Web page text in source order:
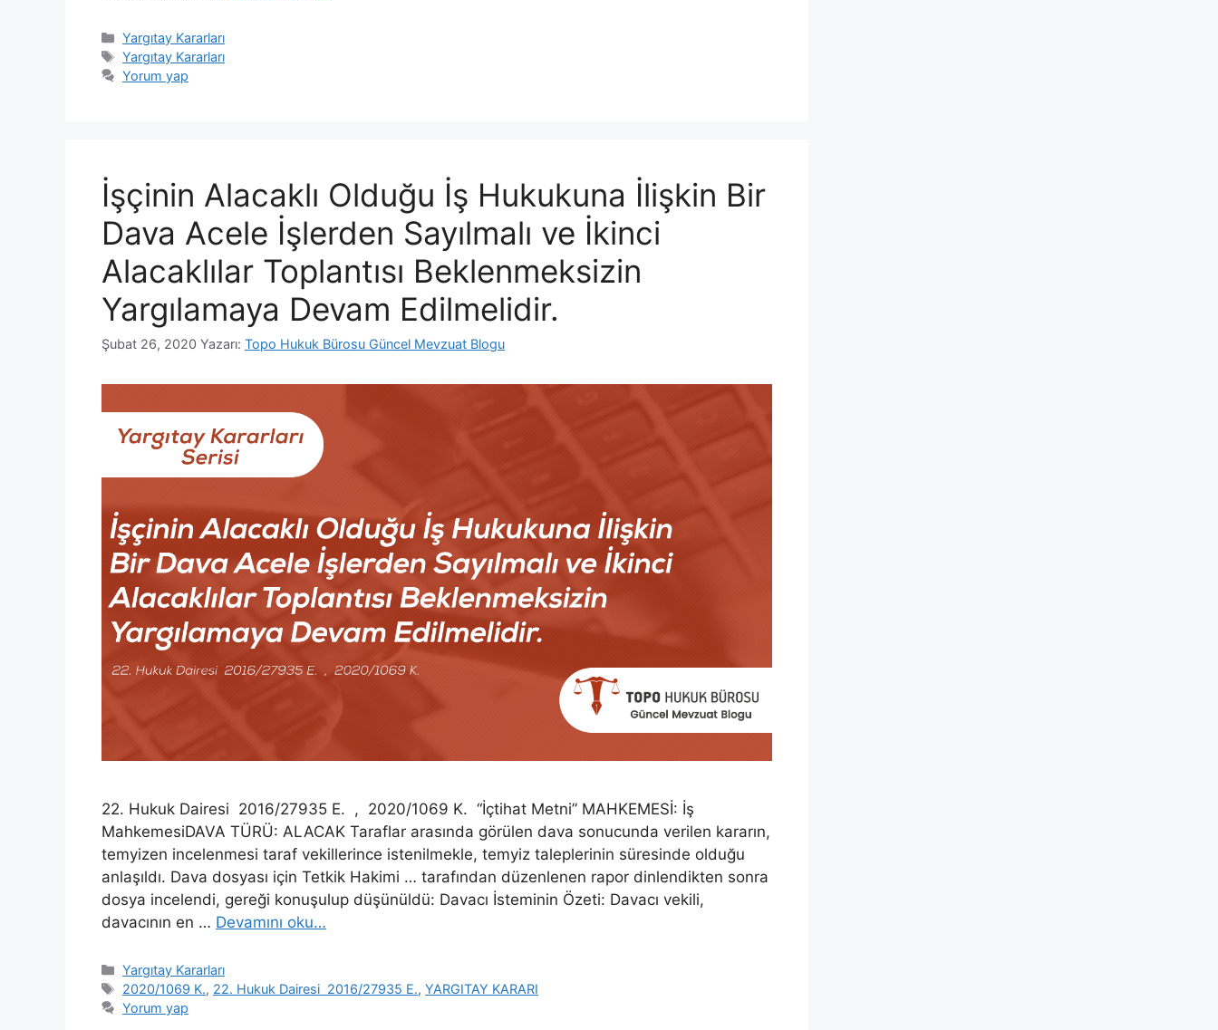
Kategoriler
Yargıtay Kararları
Etiketler
Yargıtay Kararları
Yorum yap
İşçinin Alacaklı Olduğu İş Hukukuna İlişkin Bir
Dava Acele İşlerden Sayılmalı ve İkinci
Alacaklılar Toplantısı Beklenmeksizin
Yargılamaya Devam Edilmelidir.
Şubat 26, 2020 Yazarı: Topo Hukuk Bürosu Güncel Mevzuat Blogu
22. Hukuk Dairesi 2016/27935 E. , 2020/1069 K. “İçtihat Metni” MAHKEMESİ: İş
MahkemesiDAVA TÜRÜ: ALACAK Taraflar arasında görülen dava sonucunda verilen kararın,
temyizen incelenmesi taraf vekillerince istenilmekle, temyiz taleplerinin süresinde olduğu
anlaşıldı. Dava dosyası için Tetkik Hakimi … tarafından düzenlenen rapor dinlendikten sonra
dosya incelendi, gereği konuşulup düşünüldü: Davacı İsteminin Özeti: Davacı vekili,
davacının en … Devamını oku…
Kategoriler
Yargıtay Kararları
Etiketler
2020/1069 K., 22. Hukuk Dairesi 2016/27935 E.,YARGITAY KARARI
Yorum yap